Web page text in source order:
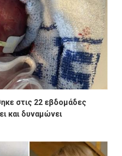
στις 22 εβδομάδες
και δυναμώνει